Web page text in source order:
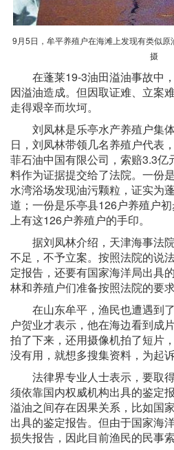
9月5日，牟平养殖户在海滩上发现有类似
摄
在蓬莱19-3油田溢油事故中
因溢油造成。但因取证难、立案
走得艰辛而坎坷。
刘凤林是乐亭水产养殖户集
日，刘凤林带领几名养殖户代表
菲石油中国有限公司，索赔3.3
料作为证据提交给了法院。一份
水湾浴场发现油污颗粒，证实为
道；一份是乐亭县126户养殖户
上有这126户养殖户的手印。
据刘凤林介绍，天津海事法
不足，不予立案。按照法院的说
定报告，还要有国家海洋局出具
林和养殖户们准备按照法院的要
在山东牟平，渔民也遭遇到
户贺业才表示，他在海边看到成
拍了下来，还用摄像机拍了短片
没有用，就想多搜集资料，为起
法律界专业人士表示，要取
须依靠国内权威机构出具的鉴定
溢油之间存在因果关系，比如国
出具的鉴定报告。但由于国家海
损失报告，因此目前渔民的民事